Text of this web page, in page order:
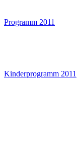
Programm 2011
Kinderprogramm 2011